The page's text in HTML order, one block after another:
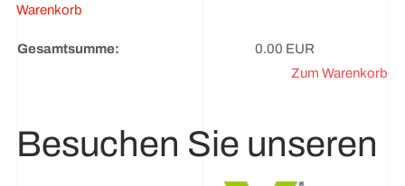
Warenkorb
Gesamtsumme:
0.00 EUR
Zum Warenkorb
Besuchen Sie unseren